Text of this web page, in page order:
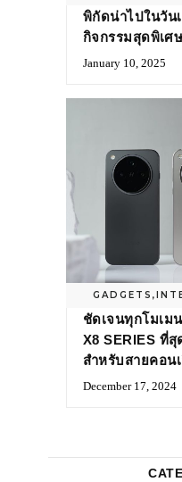
พิกัดน่าไปในวัน
กิจกรรมสุดพิเศ
January 10, 2025
GADGETS ,
ชัดเจนทุกโมเม
X8 SERIES ที่
สำหรับสายคอน
December 17, 2024